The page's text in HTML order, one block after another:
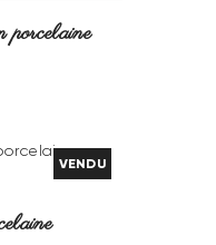
porcelaine
VENDU